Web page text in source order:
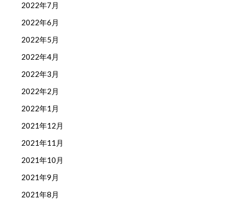
2022年7月
2022年6月
2022年5月
2022年4月
2022年3月
2022年2月
2022年1月
2021年12月
2021年11月
2021年10月
2021年9月
2021年8月